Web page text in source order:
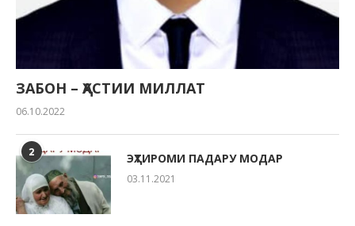
ЗАБОН – ҲАСТИИ МИЛЛАТ
06.10.2022
2 ЭҲТИРОМИ ПАДАРУ МОДАР
03.11.2021